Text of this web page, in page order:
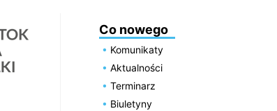
Co nowego
Komunikaty
Aktualności
Terminarz
Biuletyny